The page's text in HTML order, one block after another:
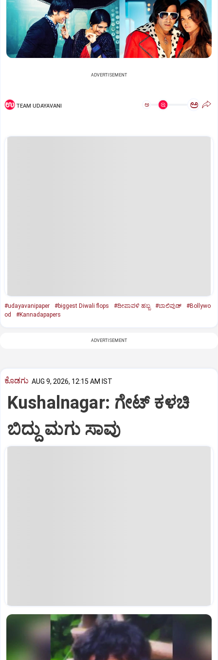
ADVERTISEMENT
TEAM UDAYAVANI ಅ ಅ
#udayavanipaper #biggest Diwali flops #ದೀಪಾವಳಿ ಹಬ್ಬ #ಬಾಲಿವುಡ್‌
#Bollywo
od
#Kannadapapers
ADVERTISEMENT
ಕೊಡಗು AUG 9, 2026, 12:15 AM IST
Kushalnagar: ಗೇಟ್ ಕಳಚಿ
ಬಿದ್ದು ಮಗು ಸಾವು